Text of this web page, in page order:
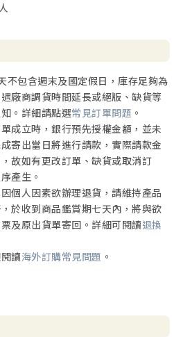
不包含週末及國定假日，庫存足夠為
廠商調貨時間延長或絕版、缺貨等
。詳細請點選常見訂單問題 。
成立時，銀行預先授權金額，並未
寄出當日將進行請款，實際請款金
故如有更改訂單、缺貨或取消訂
產生。
個人因素欲辦理退貨，請維持產品
於收到商品鑑賞期七天內，將與欲
及原出貨單寄回。詳細可閱讀退換
讀海外訂購常見問題 。